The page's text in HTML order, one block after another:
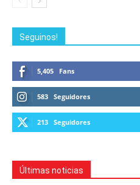
Seguinos!
5,405 Fans
583 Seguidores
213 Seguidores
Últimas noticias